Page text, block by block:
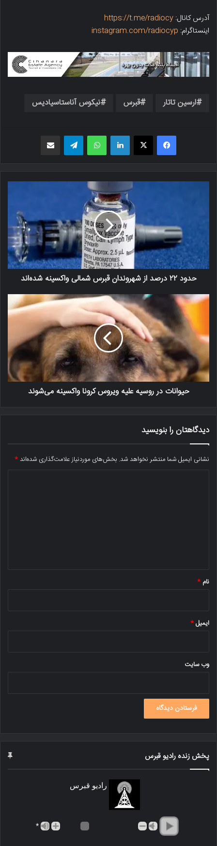
آدرس کانال: https://t.me/radiocy
اینستاگرام: instagram.com/radiocyp
ارسین تاتار قبرس نیکوس آناستاسیادیس
فیسبوک X لینکدین واتس اپ تلگرام
حدود ۲۲ درصد از شهروندان قبرس شمالی واکسینه شده‌اند
حیوانات در روسیه علیه ویروس کرونا واکسینه می‌شوند
دیدگاهتان را بنویسید
نشانی ایمیل شما منتشر نخواهد شد. بخش‌های موردنیاز علامت‌گذاری شده‌اند*
نام *
ایمیل*
وب‌ سایت
پخش زنده رادیو قبرس
رادیو قبرس
*